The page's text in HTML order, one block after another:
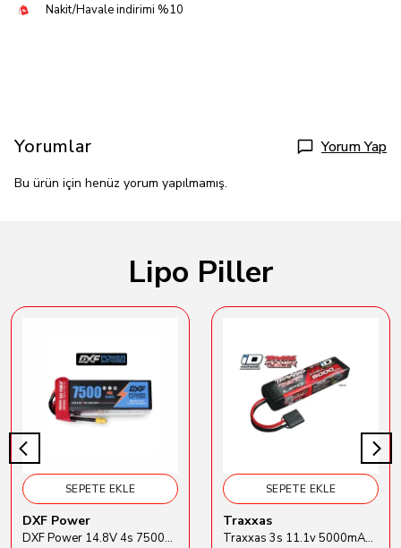
Nakit/Havale indirimi %10
Yorumlar Yorum Yap
Bu ürün için henüz yorum yapılmamış.
Lipo Piller
SEPETE EKLE
DXF Power
DXF Power 14.8V 4s 7500mAh 80C Hardcase Lipo Batarya
SEPETE EKLE
Traxxas
Traxxas 3s 11.1v 5000mAh Lipo Batarya (TRX 2872X)